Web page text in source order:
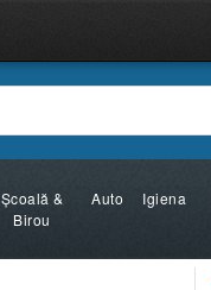
Şcoală &
Birou
Auto Igiena